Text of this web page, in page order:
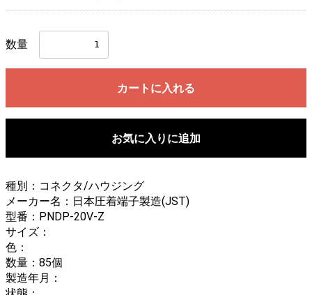
数量
カートに入れる
お気に入りに追加
種別：コネクタ/ハウジング
メーカー名：日本圧着端子製造(JST)
型番：PNDP-20V-Z
サイズ：
色：
数量：85個
製造年月：